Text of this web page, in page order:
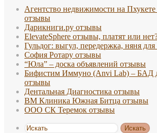
Агентство недвижимости на
отзывы
Дарикниги.ру отзывы
ElevateSphere отзывы, платят или
Гульдог: выгул, передержка, няня
София Ротару отзывы
“Юла” – доска объявлений отзывы
Бифистим Иммуно (Anvi Lab) – БАД
отзывы
Дентальная Диагностика отзывы
ВМ Клиника Южная Битца отзывы
ООО СК Теремок отзывы
Искать